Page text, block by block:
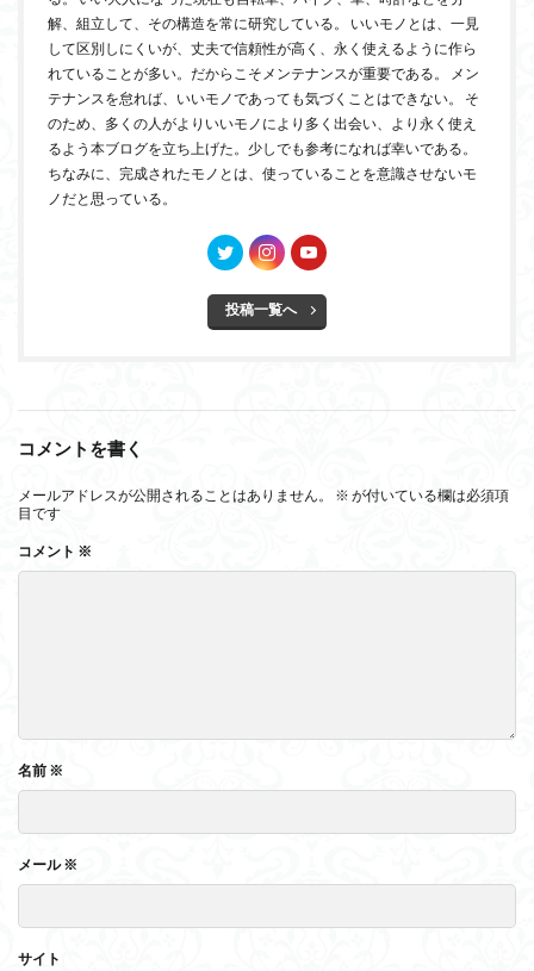
解、組立して、その構造を常に研究している。 いいモノとは、一見
して区別しにくいが、丈夫で信頼性が高く、永く使えるように作ら
れていることが多い。だからこそメンテナンスが重要である。 メン
テナンスを怠れば、いいモノであっても気づくことはできない。 そ
のため、多くの人がよりいいモノにより多く出会い、より永く使え
るよう本ブログを立ち上げた。少しでも参考になれば幸いである。
ちなみに、完成されたモノとは、使っていることを意識させないモ
ノだと思っている。
投稿一覧へ
コメントを書く
メールアドレスが公開されることはありません。 ※ が付いている欄は必須項
目です
コメント ※
名前 ※
メール※
サイト